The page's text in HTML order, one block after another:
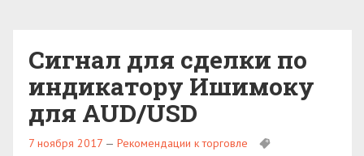
Сигнал для сделки по
индикатору Ишимоку
для AUD/USD
7 ноября 2017 — Рекомендации к торговле